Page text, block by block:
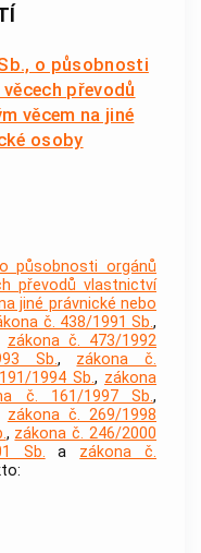
o působnosti
převodů
věcem na jiné
osoby
působnosti orgánů
převodů vlastnictví
jiné právnické nebo
č. 438/1991 Sb.,
zákona č. 473/1992
Sb., zákona č.
1994 Sb., zákona
č. 161/1997 Sb.,
zákona č. 269/1998
, zákona č. 246/2000
Sb. a zákona č.